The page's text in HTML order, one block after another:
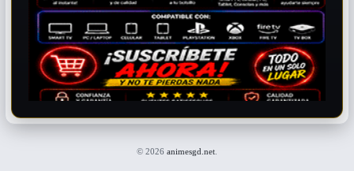
© 2026 animesgd.net